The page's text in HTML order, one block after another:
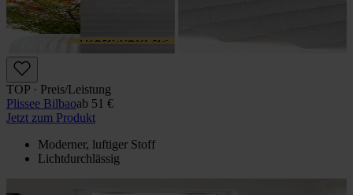
TOP · Preis/Leistung
Plissee Bilbaoab 51 €
Jetzt zum Produkt
Moderner, luftiger Stoff
Lichtdurchlässig